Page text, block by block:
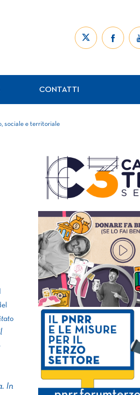
CONTATTI
sociale e territoriale
In